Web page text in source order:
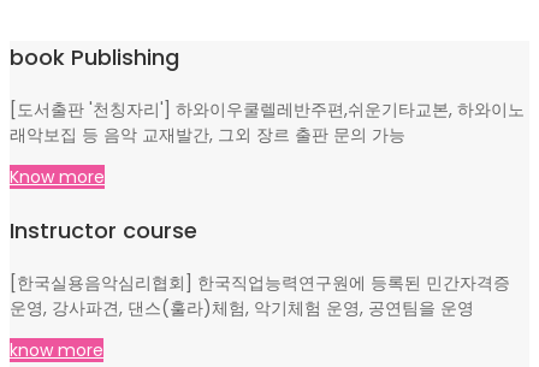
book Publishing
[도서출판 '천칭자리'] 하와이우쿨렐레반주편,쉬운기타교본, 하와이노
래악보집 등 음악 교재발간, 그외 장르 출판 문의 가능
Know more
Instructor course
[한국실용음악심리협회] 한국직업능력연구원에 등록된 민간자격증
운영, 강사파견, 댄스(훌라)체험, 악기체험 운영, 공연팀을 운영
know more